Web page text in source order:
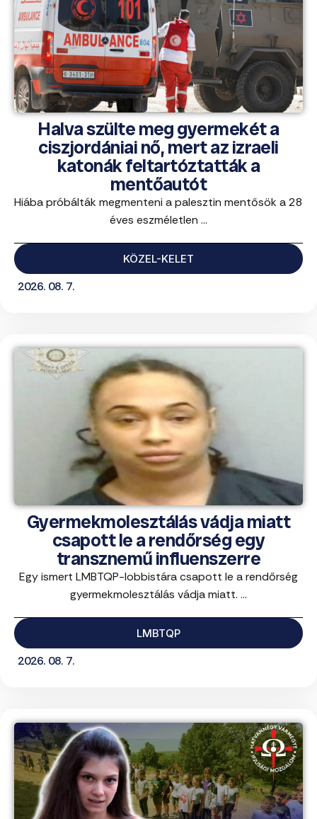
Halva szülte meg gyermekét a
ciszjordániai nő, mert az izraeli
katonák feltartóztatták a
mentőautót
Hiába próbálták megmenteni a palesztin mentősök a 28
éves eszméletlen ...
KÖZEL-KELET
2026. 08. 7.
Gyermekmolesztálás vádja miatt
csapott le a rendőrség egy
transznemű influenszerre
Egy ismert LMBTQP-lobbistára csapott le a rendőrség
gyermekmolesztálás vádja miatt. ...
LMBTQP
2026. 08. 7.